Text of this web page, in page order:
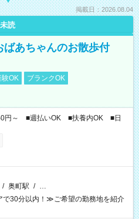
掲載日：2026.08.04
未読
ばあちゃんのお散歩付
験OK
ブランクOK
円～ ■週払いOK ■扶養内OK ■日
/ 奥町駅 / …
30分以内！≫ご希望の勤務地を紹介